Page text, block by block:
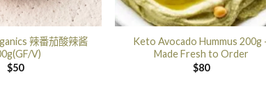
辣番茄酸辣酱
V)
$50
Keto Avocado Hummus 200g
Made Fresh to Order
$80